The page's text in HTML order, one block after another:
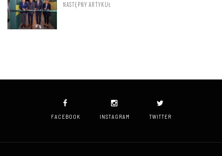
NASTĘPNY ARTYKUŁ
FACEBOOK INSTAGRAM TWITTER